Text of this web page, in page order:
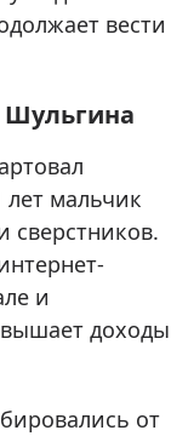
вести
Шульгина
мальчик
сверстников.
и
доходы
от